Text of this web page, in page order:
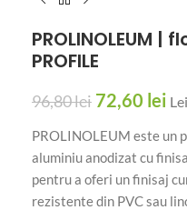
PROLINOLEUM |
PROFILE
96,80lei 72,60 lei Lei
PROLINOLEUM este un
aluminiu anodizat cu
pentru a oferi un finisaj
rezistente din PVC sau